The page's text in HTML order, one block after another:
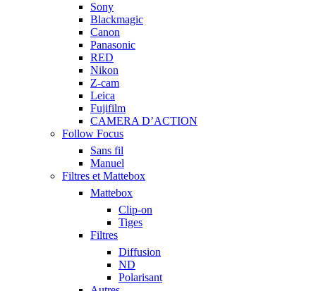
Sony
Blackmagic
Canon
Panasonic
RED
Nikon
Z-cam
Leica
Fujifilm
CAMERA D’ACTION
Follow Focus
Sans fil
Manuel
Filtres et Mattebox
Mattebox
Clip-on
Tiges
Filtres
Diffusion
ND
Polarisant